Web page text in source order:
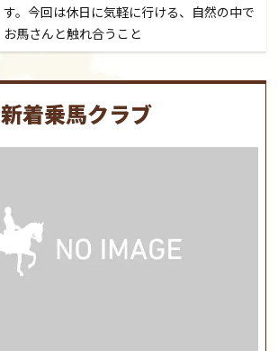
す。今回は休日に気軽に行ける、自然の中で
お馬さんと触れ合うこと
新着乗馬クラブ